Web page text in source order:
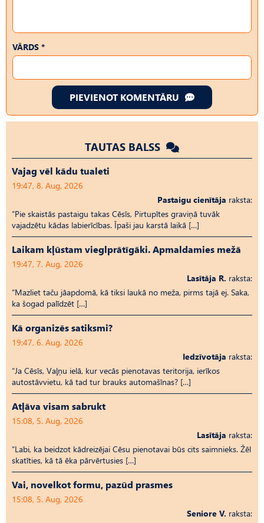
VĀRDS *
PIEVIENOT KOMENTĀRU
TAUTAS BALSS
Vajag vēl kādu tualeti
19:47, 8. Aug, 2026
Pastaigu cienītāja raksta:
“Pie skaistās pastaigu takas Cēsīs, Pirtupītes graviņā tuvāk
vajadzētu kādas labierīcības. Īpaši jau karstā laikā […]
Laikam kļūstam vieglprātīgāki. Apmaldamies mežā
19:47, 7. Aug, 2026
Lasītāja R. raksta:
“Mazliet taču jāapdomā, kā tiksi laukā no meža, pirms tajā ej. Saka,
ka šogad palīdzēt […]
Kā organizēs satiksmi?
19:47, 6. Aug, 2026
Iedzīvotāja raksta:
“Ja Cēsīs, Vaļņu ielā, kur vecās pienotavas teritorija, ierīkos
autostāvvietu, kā tad tur brauks automašīnas? […]
Atļāva visam sabrukt
15:08, 5. Aug, 2026
Lasītāja raksta:
“Labi, ka beidzot kādreizējai Cēsu pienotavai būs cits saimnieks. Žēl
skatīties, kā tā ēka pārvērtusies […]
Vai, novelkot formu, pazūd prasmes
15:08, 5. Aug, 2026
Seniore V. raksta: